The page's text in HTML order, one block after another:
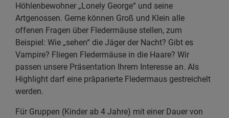
Link kopieren
E-Mail
Höhlenbewohner „Lonely George“ und seine
Artgenossen. Gerne können Groß und Klein alle
offenen Fragen über Fledermäuse stellen, zum
Beispiel: Wie „sehen“ die Jäger der Nacht? Gibt es
Vampire? Fliegen Fledermäuse in die Haare? Wir
passen unsere Präsentation Ihrem Interesse an. Als
Highlight darf eine präparierte Fledermaus gestreichelt
werden.
Für Gruppen (Kinder ab 4 Jahre) mit einer Dauer von